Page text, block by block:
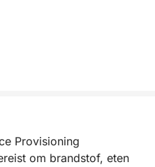
Provisioning
om brandstof, eten